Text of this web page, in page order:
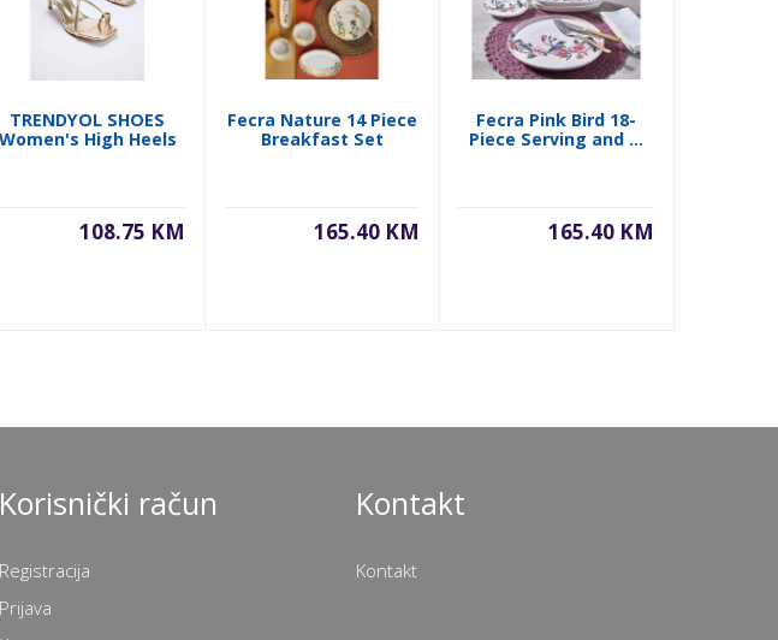
TRENDYOL SHOES
Women's High Heels
108.75 KM
Fecra Nature 14 Piece
Breakfast Set
165.40 KM
Fecra Pink Bird 18-
Piece Serving and ...
165.40 KM
Korisnički račun
Registracija
Prijava
Kontakt
Kontakt